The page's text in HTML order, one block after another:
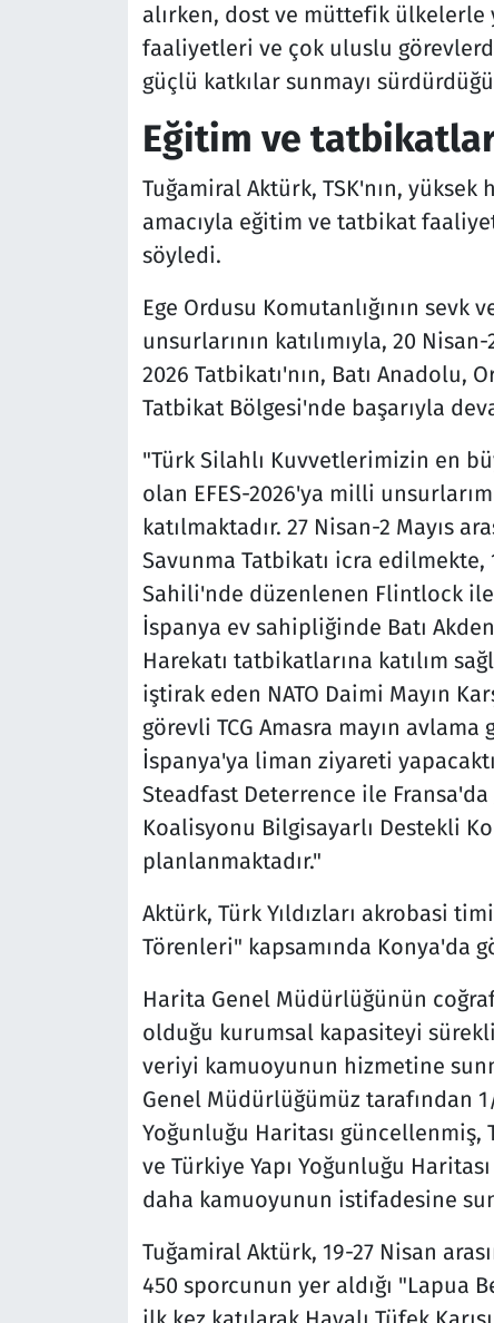
alırken, dost ve müttefik
faaliyetleri ve çok uluslu
güçlü katkılar sunmayı
Eğitim ve
Tuğamiral Aktürk, TSK'nın,
amacıyla eğitim ve tatbikat
söyledi.
Ege Ordusu Komutanlığının
unsurlarının katılımıyla, 20
2026 Tatbikatı'nın, Batı Anadolu,
Tatbikat Bölgesi'nde başarıyla
"Türk Silahlı Kuvvetlerimizin en
olan EFES-2026'ya milli
katılmaktadır. 27 Nisan-2 Mayıs
Savunma Tatbikatı icra edilmekte,
Sahili'nde düzenlenen Flintlock ile
İspanya ev sahipliğinde Batı
Harekatı tatbikatlarına katılım
iştirak eden NATO Daimi Mayın
görevli TCG Amasra mayın
İspanya'ya liman ziyareti
Steadfast Deterrence ile
Koalisyonu Bilgisayarlı Destekli
planlanmaktadır."
Aktürk, Türk Yıldızları akrobasi
Törenleri" kapsamında Konya'da
Harita Genel Müdürlüğünün
olduğu kurumsal kapasiteyi
veriyi kamuoyunun hizmetine
Genel Müdürlüğümüz tarafından
Yoğunluğu Haritası güncellenmiş,
ve Türkiye Yapı Yoğunluğu
daha kamuoyunun istifadesine
Tuğamiral Aktürk, 19-27 Nisan
450 sporcunun yer aldığı "Lapua